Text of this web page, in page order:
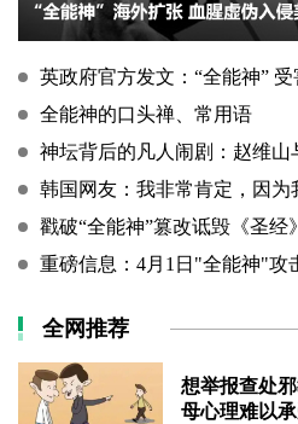
全能神的口头禅、常用语
全网推荐
想举报查处
母心理难以